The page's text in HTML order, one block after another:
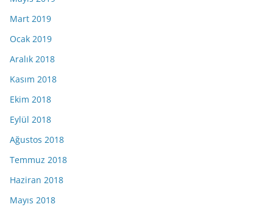
Mart 2019
Ocak 2019
Aralık 2018
Kasım 2018
Ekim 2018
Eylül 2018
Ağustos 2018
Temmuz 2018
Haziran 2018
Mayıs 2018